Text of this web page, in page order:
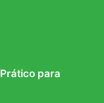
para